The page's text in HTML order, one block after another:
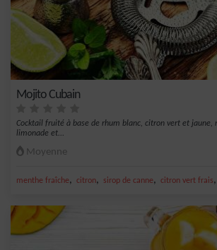
Mojito Cubain
Cocktail fruité à base de rhum blanc, citron vert et jaune,
limonade et...
Moyenne
menthe fraîche, citron, sirop de canne, citron vert frais,